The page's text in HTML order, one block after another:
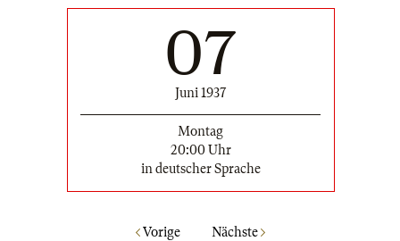
07
Juni 1937
Montag
20:00 Uhr
in deutscher Sprache
Vorige Nächste